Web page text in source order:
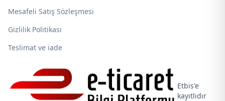
Mesafeli Satış Sözleşmesi
Gizlilik Politikası
Teslimat ve iade
Etbis'e
kayıtlıdır